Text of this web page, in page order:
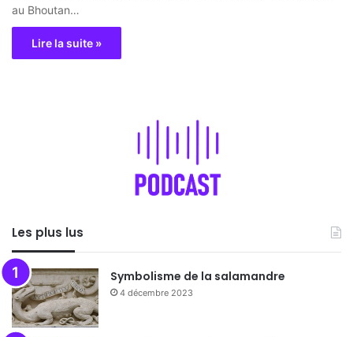
au Bhoutan…
Lire la suite »
Les plus lus
Symbolisme de la salamandre
4 décembre 2023